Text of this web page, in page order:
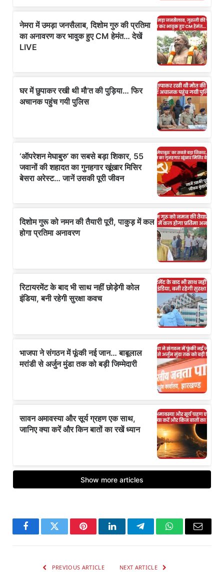
FacebookTwitter PinterestLinkedInTelegramWhatsApp
Email
PREVIOUS ARTICLE NEXT ARTICLE